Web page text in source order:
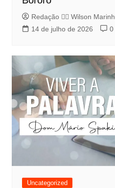
Redação 👨‍⚖️​ Wilson
14 de julho de 2026
0
Uncategorized